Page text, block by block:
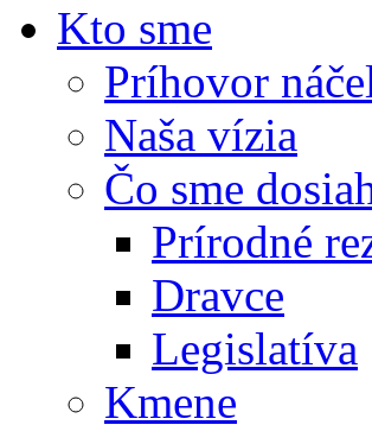
Kto sme
Príhovor
Naša vízia
Čo sme
Prírodné
Dravce
Legislatíva
Kmene